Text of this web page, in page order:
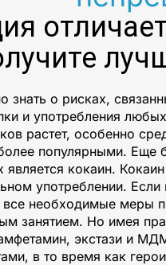
о рисках,
и употребления
растет, особенно
популярными.
кокаин.
употреблении.
все необходимые меры
занятием. Но имея
экстази и
в то время как